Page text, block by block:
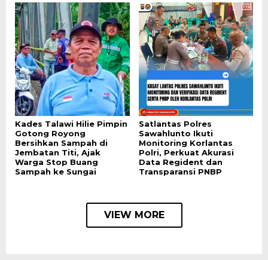
Kades Talawi Hilie Pimpin
Gotong Royong
Bersihkan Sampah di
Jembatan Titi, Ajak
Warga Stop Buang
Sampah ke Sungai
Satlantas Polres
Sawahlunto Ikuti
Monitoring Korlantas
Polri, Perkuat Akurasi
Data Regident dan
Transparansi PNBP
VIEW MORE